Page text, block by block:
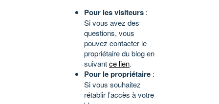
Pour les visiteurs :
Si vous avez des
questions, vous
pouvez contacter le
propriétaire du blog en
suivantce lien.
Pour le propriétaire :
Si vous souhaitez
rétablir l’accès à votre